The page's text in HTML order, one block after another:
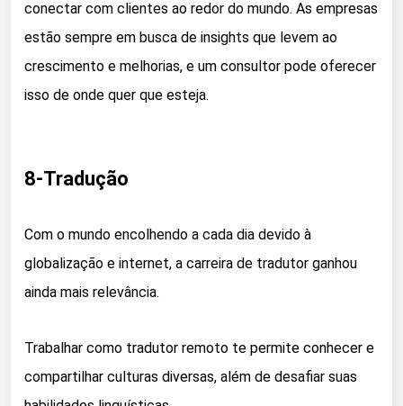
conectar com clientes ao redor do mundo. As empresas
estão sempre em busca de insights que levem ao
crescimento e melhorias, e um consultor pode oferecer
isso de onde quer que esteja.
8-Tradução
Com o mundo encolhendo a cada dia devido à
globalização e internet, a carreira de tradutor ganhou
ainda mais relevância.
Trabalhar como tradutor remoto te permite conhecer e
compartilhar culturas diversas, além de desafiar suas